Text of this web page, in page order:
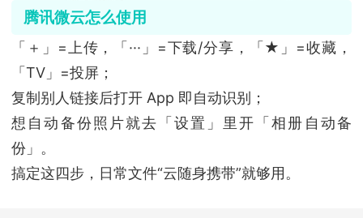
腾讯微云怎么使用
「＋」=上传，「···」=下载/分享，「★」=收藏，
「TV」=投屏；
复制别人链接后打开 App 即自动识别；
想自动备份照片就去「设置」里开「相册自动备
份」。
搞定这四步，日常文件“云随身携带”就够用。